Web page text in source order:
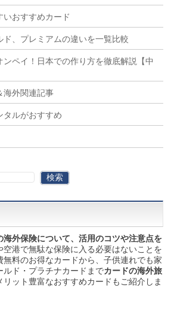
いおすすめカード
ド、プレミアムの違いを一覧比較
ンペイ！日本での作り方を徹底解説【中
海外関連記事
タルがおすすめ
海外保険について、活用のコツや注意点を
空港で無駄な保険に入る必要はないことを
料のお得なカードから、子供連れでも家
ルド・プラチナカードまでカードの海外旅
リット豊富なおすすめカードもご紹介しま